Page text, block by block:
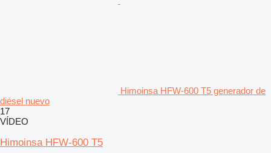
Himoinsa HFW-600 T5 generador de
diésel nuevo
17
VÍDEO
Himoinsa HFW-600 T5